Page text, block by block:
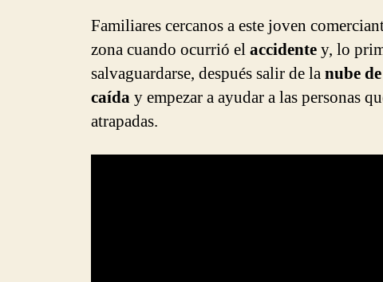
Familiares cercanos a este joven
zona cuando ocurrió elaccidentey, lo
salvaguardarse, después salir de lanube
caíday empezar a ayudar a las personas
atrapadas.